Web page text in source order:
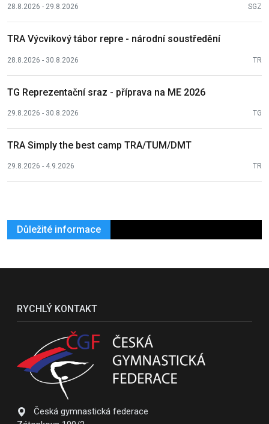
28.8.2026 - 29.8.2026 SGZ
TRA Výcvikový tábor repre - národní soustředění
28.8.2026 - 30.8.2026 TR
TG Reprezentační sraz - příprava na ME 2026
29.8.2026 - 30.8.2026 TG
TRA Simply the best camp TRA/TUM/DMT
29.8.2026 - 4.9.2026 TR
Důležité informace
RYCHLÝ KONTAKT
Česká gymnastická federace